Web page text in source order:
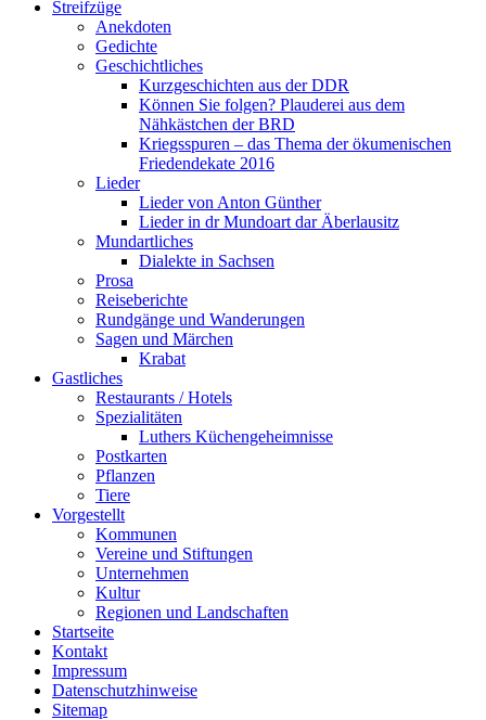
Streifzüge
Anekdoten
Gedichte
Geschichtliches
Kurzgeschichten aus der DDR
Können Sie folgen? Plauderei aus dem
Nähkästchen der BRD
Kriegsspuren – das Thema der ökumenischen
Friedendekate 2016
Lieder
Lieder von Anton Günther
Lieder in dr Mundoart dar Äberlausitz
Mundartliches
Dialekte in Sachsen
Prosa
Reiseberichte
Rundgänge und Wanderungen
Sagen und Märchen
Krabat
Gastliches
Restaurants / Hotels
Spezialitäten
Luthers Küchengeheimnisse
Postkarten
Pflanzen
Tiere
Vorgestellt
Kommunen
Vereine und Stiftungen
Unternehmen
Kultur
Regionen und Landschaften
Startseite
Kontakt
Impressum
Datenschutzhinweise
Sitemap